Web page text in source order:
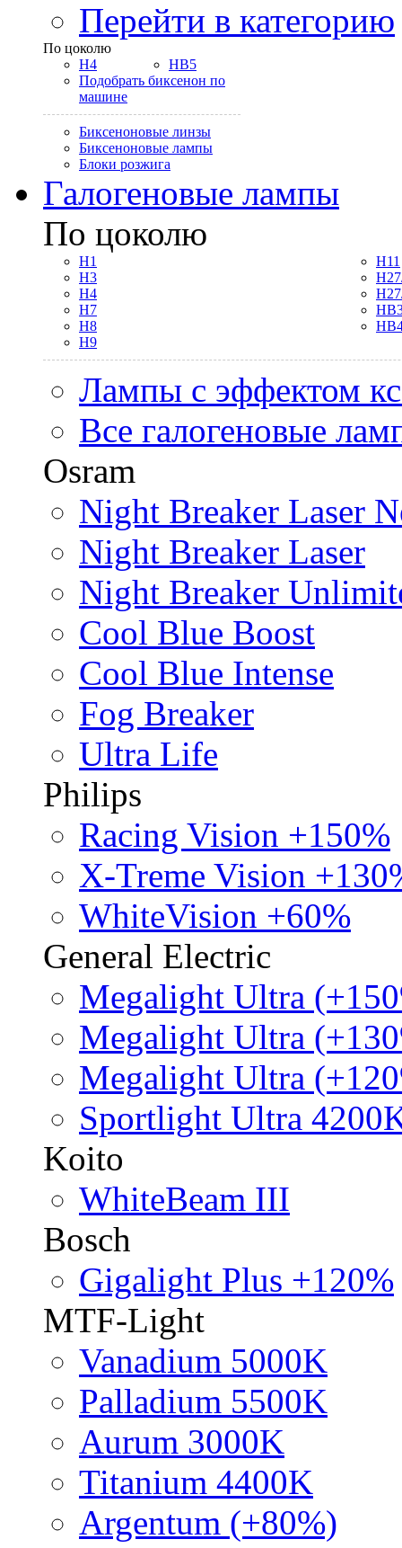
Перейти в категорию
По цоколю
H4
HB5
Подобрать биксенон по
машине
Биксеноновые линзы
Биксеноновые лампы
Блоки розжига
Галогеновые лампы
По цоколю
H1
H3
H4
H7
H8
H9
H11
Лампы с эффектом
Все галогеновые
Osram
Night Breaker Laser
Night Breaker Laser
Night Breaker
Cool Blue Boost
Cool Blue Intense
Fog Breaker
Ultra Life
Philips
Racing Vision +150%
X-Treme Vision
WhiteVision +60%
General Electric
Megalight Ultra
Megalight Ultra
Megalight Ultra
Sportlight Ultra
Koito
WhiteBeam III
Bosch
Gigalight Plus +120%
MTF-Light
Vanadium 5000K
Palladium 5500K
Aurum 3000K
Titanium 4400K
Argentum (+80%)